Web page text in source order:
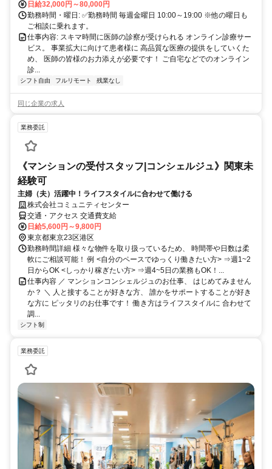
日給32,000円～80,000円
勤務時間・曜日: ✅勤務時間 毎週金曜日 10:00～19:00 ※他の曜日も
ご相談に乗れます。
仕事内容: スキマ時間に医師の診察が受けられる オンライン診療サー
ビス。 事業拡大に向けて患者様に 高品質な医療の提供をしていくた
め、 医師の皆様のお力添えが必要です！ ご自宅などでのオンライン
診...
シフト自由 フルリモート 残業なし
同じ企業の求人
業務委託
《マンションの受付スタッフ|コンシェルジュ》関東未
経験可
主婦（夫）活躍中！ライフスタイルに合わせて働ける
株式会社コミュニティセンター
交通・アクセス 交通費支給
日給5,600円～9,800円
東京都東京23区港区
勤務時間詳細 様々な物件を取り扱っているため、 時間帯や日数は柔
軟にご相談可能！ 例 <自分のペースでゆっくり働きたい方> ⇒週1~2
日からOK <しっかり稼ぎたい方> ⇒週4~5日の業務もOK！...
仕事内容 ／ マンションコンシェルジュのお仕事、 はじめてみません
か？ ＼ 人と接することが好きな方、 誰かをサポートすることが好き
な方に ピッタリのお仕事です！ 働き方はライフスタイルに 合わせて
調...
シフト制
業務委託